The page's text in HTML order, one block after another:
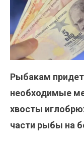
Рыбакам
необходимые
хвосты
части рыбы на